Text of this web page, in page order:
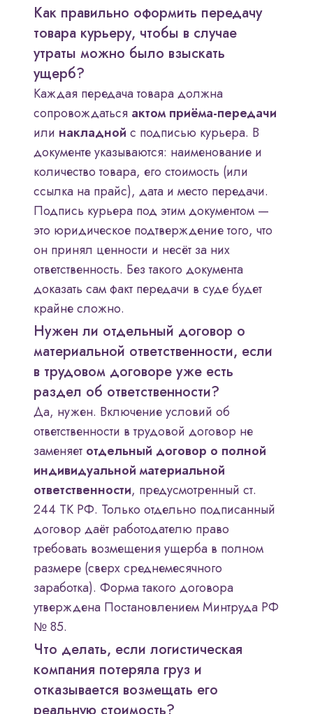
Как правильно оформить передачу
товара курьеру, чтобы в случае
утраты можно было взыскать
ущерб?
Каждая передача товара должна
сопровождаться актом приёма-передачи
или накладной с подписью курьера. В
документе указываются: наименование и
количество товара, его стоимость (или
ссылка на прайс), дата и место передачи.
Подпись курьера под этим документом —
это юридическое подтверждение того, что
он принял ценности и несёт за них
ответственность. Без такого документа
доказать сам факт передачи в суде будет
крайне сложно.
Нужен ли отдельный договор о
материальной ответственности, если
в трудовом договоре уже есть
раздел об ответственности?
Да, нужен. Включение условий об
ответственности в трудовой договор не
заменяет отдельный договор о полной
индивидуальной материальной
ответственности, предусмотренный ст.
244 ТК РФ. Только отдельно подписанный
договор даёт работодателю право
требовать возмещения ущерба в полном
размере (сверх среднемесячного
заработка). Форма такого договора
утверждена Постановлением Минтруда РФ
№ 85.
Что делать, если логистическая
компания потеряла груз и
отказывается возмещать его
реальную стоимость?